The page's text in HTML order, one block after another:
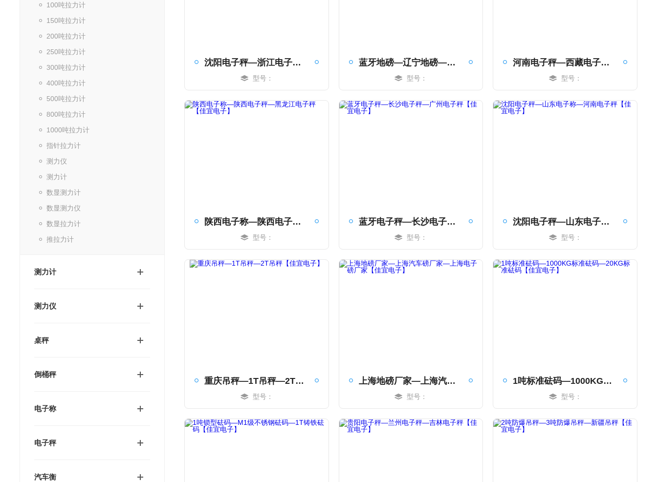
100吨拉力计
150吨拉力计
200吨拉力计
250吨拉力计
300吨拉力计
400吨拉力计
500吨拉力计
800吨拉力计
1000吨拉力计
指针拉力计
测力仪
测力计
数显测力计
数显测力仪
数显拉力计
推拉力计
测力计
测力仪
桌秤
倒桶秤
电子称
电子秤
汽车衡
沈阳电子秤—浙江电子秤—山西电子秤【佳宜电子】
型号：
蓝牙地磅—辽宁地磅—黑龙江地磅【佳宜电子】
型号：
河南电子秤—西藏电子秤—西安电子秤【佳宜电子】
型号：
陕西电子称—陕西电子秤—黑龙江电子秤【佳宜电子】
型号：
蓝牙电子秤—长沙电子秤—广州电子秤【佳宜电子】
型号：
沈阳电子秤—山东电子称—河南电子秤【佳宜电子】
型号：
重庆吊秤—1T吊秤—2T吊秤【佳宜电子】
型号：
上海地磅厂家—上海汽车磅厂家—上海电子磅厂家【佳宜电子】
型号：
1吨标准砝码—1000KG标准砝码—20KG标准砝码【佳宜电子】
型号：